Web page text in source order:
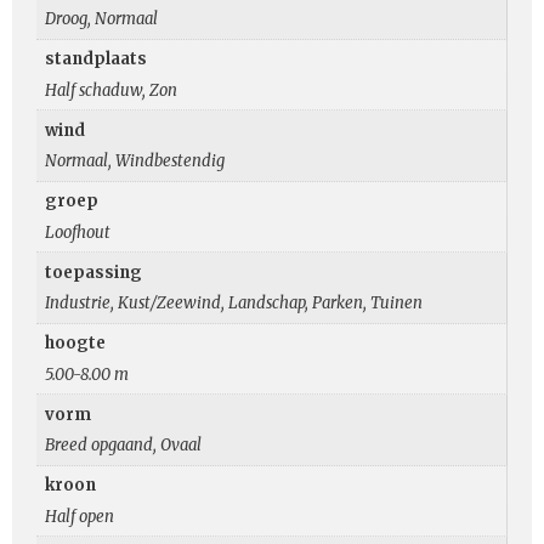
Droog, Normaal
standplaats
Half schaduw, Zon
wind
Normaal, Windbestendig
groep
Loofhout
toepassing
Industrie, Kust/Zeewind, Landschap, Parken, Tuinen
hoogte
5.00-8.00 m
vorm
Breed opgaand, Ovaal
kroon
Half open